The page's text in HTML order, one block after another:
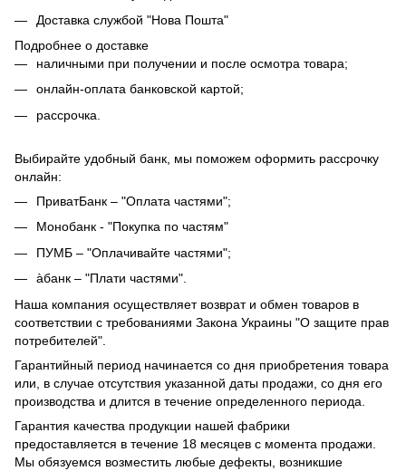
Доставка службой "Нова Пошта"
Подробнее о доставке
наличными при получении и после осмотра товара;
онлайн-оплата банковской картой;
рассрочка.
Выбирайте удобный банк, мы поможем оформить рассрочку
онлайн:
ПриватБанк – "Оплата частями";
Монобанк - "Покупка по частям"
ПУМБ – "Оплачивайте частями";
àбанк – "Плати частями".
Наша компания осуществляет возврат и обмен товаров в
соответствии с требованиями Закона Украины "О защите прав
потребителей".
Гарантийный период начинается со дня приобретения товара
или, в случае отсутствия указанной даты продажи, со дня его
производства и длится в течение определенного периода.
Гарантия качества продукции нашей фабрики
предоставляется в течение 18 месяцев с момента продажи.
Мы обязуемся возместить любые дефекты, возникшие